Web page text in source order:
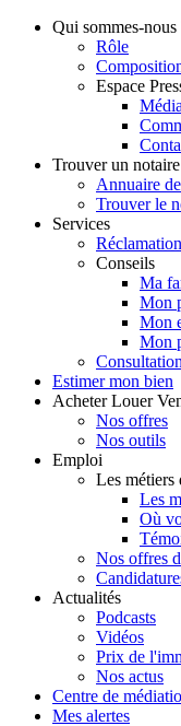
Qui sommes-nous
Rôle
Espace
Trouver un notaire
Annuaire
Trouver le
Services
Conseils
Ma
Mon
Mon
Mon
Estimer mon bien
Acheter Louer
Nos offres
Nos outils
Emploi
Les métiers
Les
Où
Nos offres
Actualités
Podcasts
Vidéos
Prix de
Nos actus
Centre de
Mes alertes